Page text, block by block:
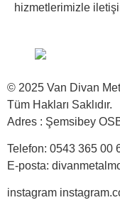
hizmetlerimizle
© 2025 Van Divan
Tüm Hakları Saklıdır.
Adres : Şemsibey
Telefon: 0543 365 00
E-posta:
instagram